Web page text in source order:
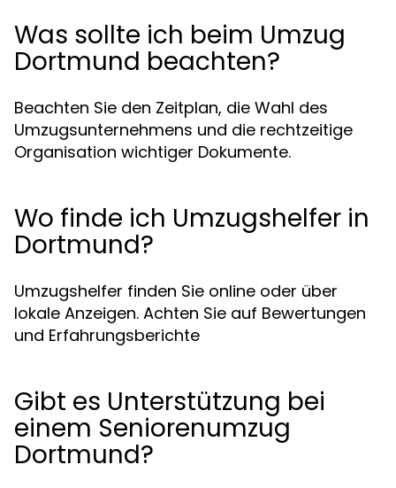
Was sollte ich beim Umzug
Dortmund beachten?
Beachten Sie den Zeitplan, die Wahl des
Umzugsunternehmens und die rechtzeitige
Organisation wichtiger Dokumente.
Wo finde ich Umzugshelfer in
Dortmund?
Umzugshelfer finden Sie online oder über
lokale Anzeigen. Achten Sie auf Bewertungen
und Erfahrungsberichte
Gibt es Unterstützung bei
einem Seniorenumzug
Dortmund?